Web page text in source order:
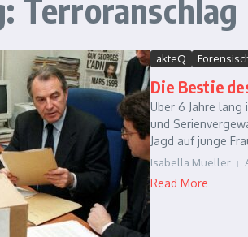
Terroranschlag
akteQ
Die Bestie
Über 6 Jahre lang
und
Jagd auf junge
Isabella Mueller
Read More